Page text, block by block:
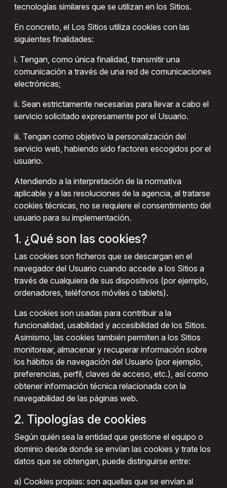
tecnologías similares que se utilizan en los Sitios.
En concreto, el Los Sitios utiliza cookies con las
siguientes finalidades:
i. Tengan, como única finalidad, transmitir una
comunicación a través de una red de comunicaciones
electrónicas;
ii. Sean estrictamente necesarias para llevar a cabo el
servicio solicitado expresamente por el Usuario.
iii. Tengan como objetivo la personalización del
servicio web, habiendo sido factores escogidos por el
usuario.
Atendiendo a la interpretación de la normativa
aplicable y a las resoluciones de la agencia, al tratarse
cookies técnicas, no se requiere el consentimiento del
usuario para su implementación.
1. ¿Qué son las cookies?
Las cookies son ficheros que se descargan en el
navegador del Usuario cuando accede a los Sitios a
través de cualquiera de sus dispositivos (por ejemplo,
ordenadores, teléfonos móviles o tablets).
Las cookies son usadas para contribuir a la
funcionalidad, usabilidad y accesibilidad de los Sitios.
Asimismo, las cookies también permiten a los Sitios
monitorear, almacenar y recuperar información sobre
los hábitos de navegación del Usuario (por ejemplo,
preferencias, perfil, claves de acceso, etc.), así como
obtener información técnica relacionada con la
navegabilidad de las páginas web.
2. Tipologías de cookies
Según quién sea la entidad que gestione el equipo o
dominio desde donde se envían las cookies y trate los
datos que se obtengan, puede distinguirse entre:
a) Cookies propias: son aquellas que se envían al